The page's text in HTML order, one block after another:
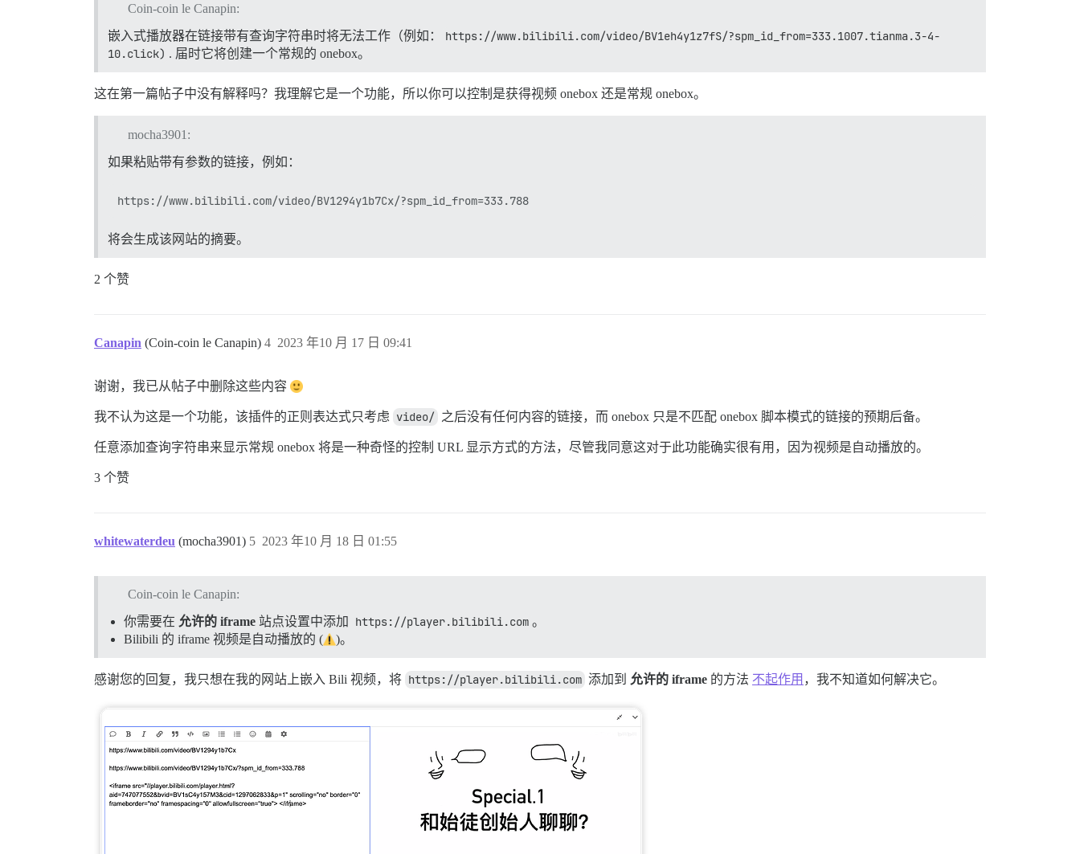
Coin-coin le Canapin:
嵌入式播放器在链接带有查询字符串时将无法工作（例如：
https://www.bilibili.com/video/BV1eh4y1z7fS/?spm_id_from=333.1007.tianma.3-4-
10.click) . 届时它将创建一个常规的 onebox。
这在第一篇帖子中没有解释吗？我理解它是一个功能，所以你可以控制是获得视频 onebox 还是常规 onebox。
mocha3901:
如果粘贴带有参数的链接，例如：
将会生成该网站的摘要。
2 个赞
Canapin (Coin-coin le Canapin) 2023 年10 月 17 日 09:41
4
谢谢，我已从帖子中删除这些内容
我不认为这是一个功能，该插件的正则表达式只考虑 video/ 之后没有任何内容的链接，而 onebox 只是不匹配 onebox 脚本模式的链接的预期后备。
任意添加查询字符串来显示常规 onebox 将是一种奇怪的控制 URL 显示方式的方法，尽管我同意这对于此功能确实很有用，因为视频是自动播放的。
3 个赞
whitewaterdeu (mocha3901) 2023 年10 月 18 日 01:55
5
Coin-coin le Canapin:
你需要在 允许的 iframe 站点设置中添加 https://player.bilibili.com 。
Bilibili 的 iframe 视频是自动播放的 (
)。
感谢您的回复，我只想在我的网站上嵌入 Bili 视频，将 https://player.bilibili.com 添加到 允许的 iframe 的方法 不起作用 ，我不知道如何解决它。